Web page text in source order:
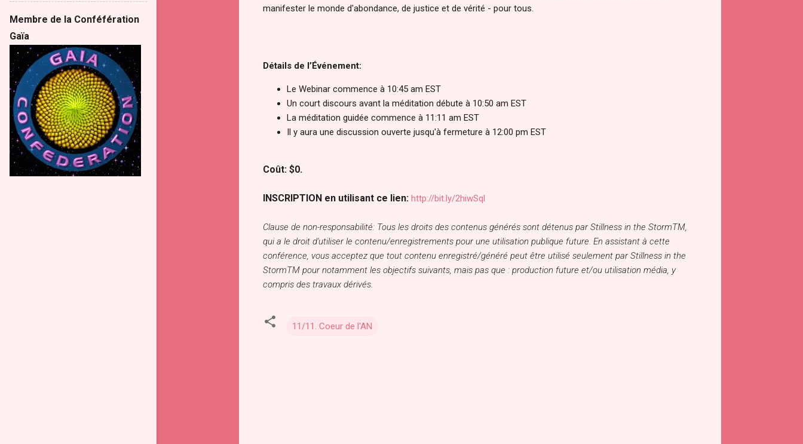
manifester le monde d'abondance, de justice et de vérité - pour tous.
Détails de l’Événement:
Le Webinar commence à 10:45 am EST
Un court discours avant la méditation débute à 10:50 am EST
La méditation guidée commence à 11:11 am EST
Il y aura une discussion ouverte jusqu'à fermeture à 12:00 pm EST
Coût: $0.
INSCRIPTION en utilisant ce lien: http://bit.ly/2hiwSql
Clause de non-responsabilité: Tous les droits des contenus générés sont détenus par Stillness in the StormTM,
qui a le droit d'utiliser le contenu/enregistrements pour une utilisation publique future. En assistant à cette
conférence, vous acceptez que tout contenu enregistré/généré peut être utilisé seulement par Stillness in the
StormTM pour notamment les objectifs suivants, mais pas que : production future et/ou utilisation média, y
compris des travaux dérivés.
11/11. Coeur de l'AN
Membre de la Conféfération
Gaïa